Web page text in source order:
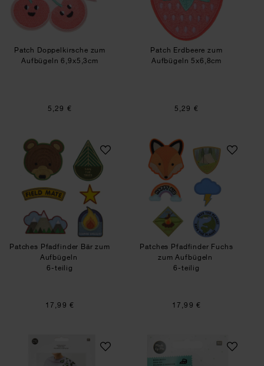
Patch Doppelkirsche zum
Aufbügeln 6,9x5,3cm
5,29 €
Patch Erdbeere zum
Aufbügeln 5x6,8cm
5,29 €
Patches Pfadfinder Bär zum Aufbügeln
Patches Pfadfinder Bär zum
Aufbügeln
6-teilig
17,99 €
Patches
Patches Pfadfinder Fuchs
zum Aufbügeln
6-teilig
17,99 €
Bügelmotive Acid Leo neon-grün 20 Stück
Bügelmotiv